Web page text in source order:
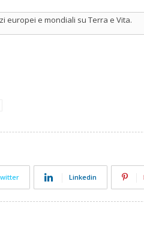
europei e mondiali su Terra e Vita.
Linkedin